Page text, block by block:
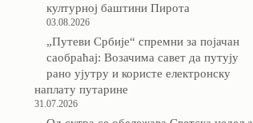
културној баштини Пирота
03.08.2026
„Путеви Србије“ спремни за појачан
саобраћај: Возачима савет да путују
рано ујутру и користе електронску
наплату путарине
31.07.2026